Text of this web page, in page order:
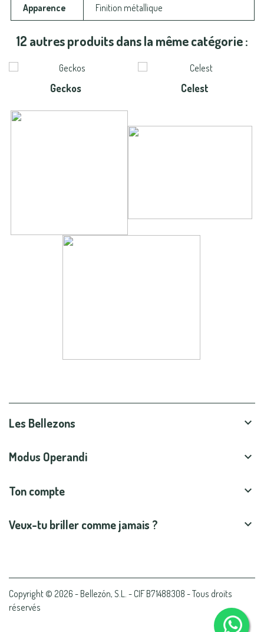
Apparence Finition métallique
12 autres produits dans la même catégorie :
Geckos Celest
Les Bellezons 
Modus Operandi 
Ton compte 
Veux-tu briller comme jamais ? 
Copyright © 2026 - Bellezón, S.L. - CIF B71488308 - Tous droits
réservés